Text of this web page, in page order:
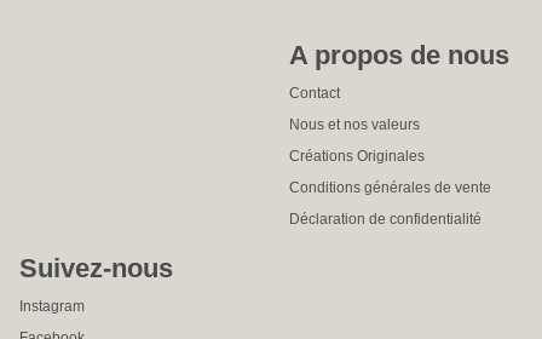
A propos de nous
Contact
Nous et nos valeurs
Créations Originales
Conditions générales de vente
Déclaration de confidentialité
Suivez-nous
Instagram